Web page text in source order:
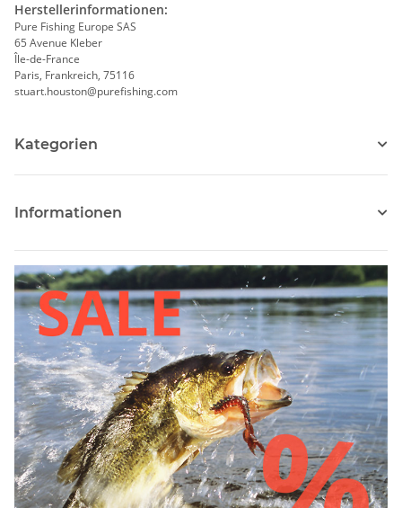
Herstellerinformationen:
Pure Fishing Europe SAS
65 Avenue Kleber
Île-de-France
Paris, Frankreich, 75116
stuart.houston@purefishing.com
Kategorien
Informationen